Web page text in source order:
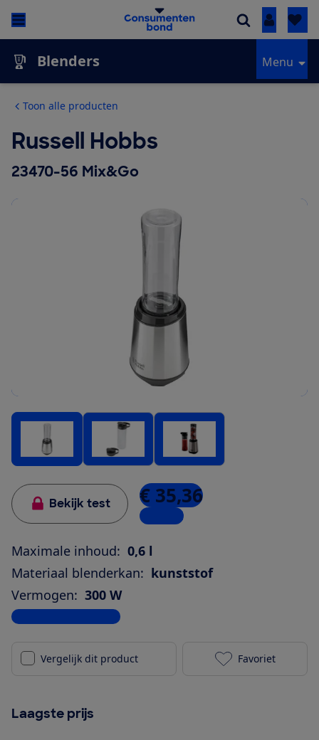
Inloggen
Blenders Menu
Toon alle producten
Russell Hobbs
23470-56 Mix&Go
Bekijk test € 35,36
1 winkel
Maximale inhoud: 0,6 l
Materiaal blenderkan: kunststof
Vermogen: 300 W
Bekijk alle specificaties
Vergelijk dit product Russell
Favoriet
Laagste prijs